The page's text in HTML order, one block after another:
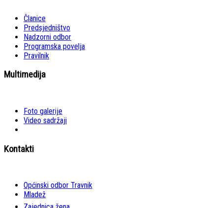
Članice
Predsjedništvo
Nadzorni odbor
Programska povelja
Pravilnik
Multimedija
Foto galerije
Video sadržaji
Kontakti
Općinski odbor Travnik
Mladež